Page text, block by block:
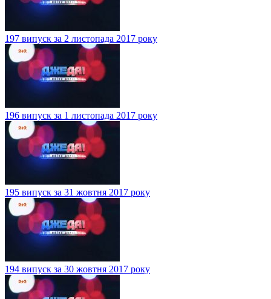
197 випуск за 2 листопада 2017 року
196 випуск за 1 листопада 2017 року
195 випуск за 31 жовтня 2017 року
194 випуск за 30 жовтня 2017 року